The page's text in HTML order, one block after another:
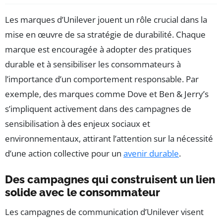
Les marques d’Unilever jouent un rôle crucial dans la
mise en œuvre de sa stratégie de durabilité. Chaque
marque est encouragée à adopter des pratiques
durable et à sensibiliser les consommateurs à
l’importance d’un comportement responsable. Par
exemple, des marques comme Dove et Ben & Jerry’s
s’impliquent activement dans des campagnes de
sensibilisation à des enjeux sociaux et
environnementaux, attirant l’attention sur la nécessité
d’une action collective pour un avenir durable.
Des campagnes qui construisent un lien
solide avec le consommateur
Les campagnes de communication d’Unilever visent